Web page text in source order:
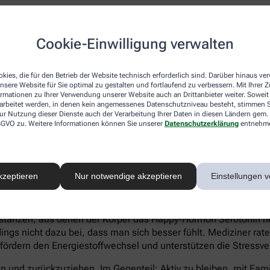
Cookie-Einwilligung verwalten
die für den Betrieb der Website technisch erforderlich sind. Darüber hinaus
Website für Sie optimal zu gestalten und fortlaufend zu verbessern. Mit Ihrer
zu Ihrer Verwendung unserer Website auch an Drittanbieter weiter. Soweit
werden, in denen kein angemessenes Datenschutzniveau besteht, stimmen
Nutzung dieser Dienste auch der Verarbeitung Ihrer Daten in diesen Ländern
zu. Weitere Informationen können Sie unserer Datenschutzerklärung
Nur notwendige akzeptieren Einstellungen
eher Ein- und Durchschlafstörungen anstatt eines
Heißhungerattacken. Ein Anzeichen für eine
sich zu kaum etwas aufraffen und sind permanent
sind typisch.
– auch wenn ein Angehöriger betroffen ist – sollte man
Deutsche Depressionshilfe auf:
Süßkram sind. Schokolade macht tatsächlich glücklich.
aus denen der Körper das Happy-Hormon Serotonin
nicht dazu bei, dass man sich besser fühlt. Mediziner
den Energiestoffwechsel und unterstützen die